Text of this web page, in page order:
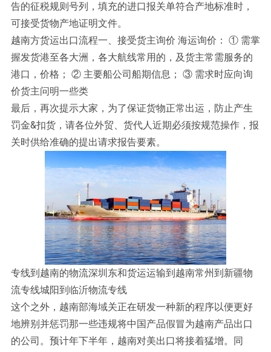
告的征税规则号列，填充的进口报关单符合产地标准时，
可接受货物产地证明文件。
越南方货运出口流程一、接受货主询价 海运询价： ① 需掌
握发货港至各大洲，各大航线常用的，及货主常需服务的
港口，价格； ② 主要船公司船期信息； ③ 需求时应向询
价货主问明一些类
最后，再次提示大家，为了保证货物正常出运，防止产生
罚金&扣货，请各位外贸、货代人近期必须按规范操作，报
关时供给准确的提出请求报告要素。
专线到越南的物流深圳东和货运运输到越南常州到新疆物
流专线城阳到临沂物流专线
这个之外，越南部海域关正在研发一种新的程序以便更好
地辨别并惩罚那一些违规将中国产品假冒为越南产品出口
的公司。预计年下半年，越南对美出口将接着猛增。同